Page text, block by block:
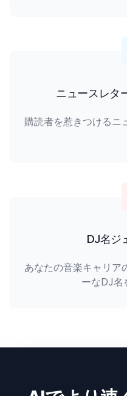
ニュースレタ
購読者を惹きつけるニ
DJ名ジ
あなたの音楽キャリア
ーなDJ名